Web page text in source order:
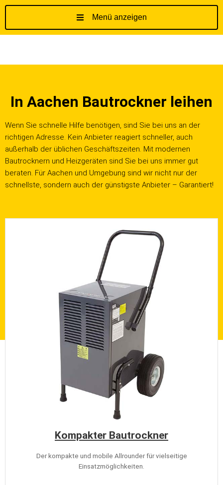
t
s
p
r
i
n
n
Menü anzeigen
In Aachen Bautrockner leihen
Wenn Sie schnelle Hilfe benötigen, sind Sie bei uns an der
richtigen Adresse. Kein Anbieter reagiert schneller, auch
außerhalb der üblichen Geschäftszeiten. Mit modernen
Bautrocknern und Heizgeräten sind Sie bei uns immer gut
beraten. Für Aachen und Umgebung sind wir nicht nur der
schnellste, sondern auch der günstigste Anbieter – Garantiert!
Kompakter Bautrockner
Der kompakte und mobile Allrounder für vielseitige
Einsatzmöglichkeiten.